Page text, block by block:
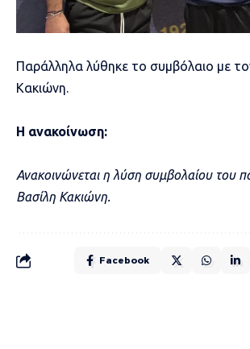
Παράλληλα λύθηκε το συμβόλαιο με
Κακιώνη.
Η ανακοίνωση:
Ανακοινώνεται η λύση συμβολαίου του
Βασίλη Κακιώνη.
Facebook